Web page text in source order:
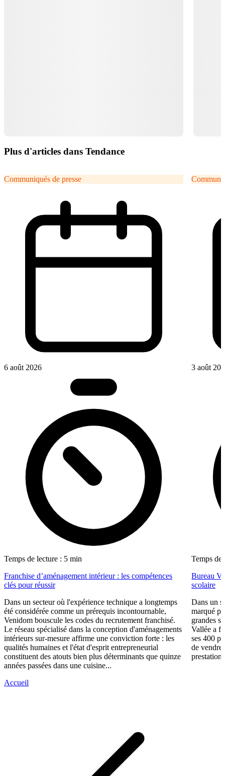
Plus d'articles dans Tendance
Communiqués de presse
6 août 2026
Temps de lecture : 5 min
Franchise d’aménagement intérieur : les compétences
clés pour réussir
Dans un secteur où l'expérience technique a longtemps
été considérée comme un prérequis incontournable,
Venidom bouscule les codes du recrutement franchisé.
Le réseau spécialisé dans la conception d'aménagements
intérieurs sur-mesure affirme une conviction forte : les
qualités humaines et l'état d'esprit entrepreneurial
constituent des atouts bien plus déterminants que quinze
années passées dans une cuisine...
3 août
Temps de
Bureau
scolaire
Dans un
marqué
grandes
Vallée a
ses 400
de vendre
Accueil